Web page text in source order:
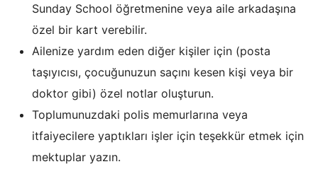
Sunday School öğretmenine veya aile arkadaşına
özel bir kart verebilir.
Ailenize yardım eden diğer kişiler için (posta
taşıyıcısı, çocuğunuzun saçını kesen kişi veya bir
doktor gibi) özel notlar oluşturun.
Toplumunuzdaki polis memurlarına veya
itfaiyecilere yaptıkları işler için teşekkür etmek için
mektuplar yazın.